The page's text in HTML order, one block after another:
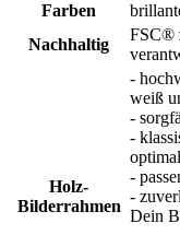
Farben
Nachhaltig
FSC®
Holz-
Bilderrahmen
-
weiß
-
-
-
-
Dein